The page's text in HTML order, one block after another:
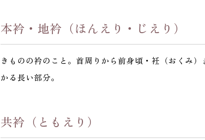
本衿・地衿（ほんえり・じえり）
きものの衿のこと。首周りから前身頃・衽（おくみ）
かる長い部分。
共衿（ともえり）